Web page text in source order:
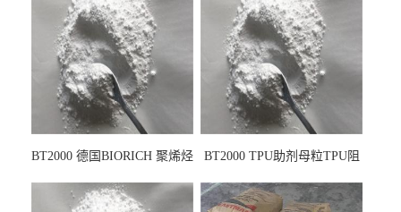
BT2000 德国BIORICH 聚烯烃
墨阻燃剂 TPU抗黄变剂 抗黄
BT2000 TPU助剂母粒TPU阻
剂雾面滑剂防粘剂 TPU抗黄